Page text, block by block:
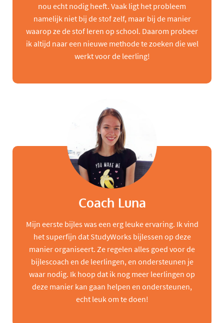
nou echt nodig heeft. Vaak ligt het probleem
namelijk niet bij de stof zelf, maar bij de manier
waarop ze de stof leren op school. Daarom probeer
ik altijd naar een nieuwe methode te zoeken die wel
werkt voor de leerling!
Coach Luna
Mijn eerste bijles was een erg leuke ervaring. Ik vind
het superfijn dat StudyWorks bijlessen op deze
manier organiseert. Ze regelen alles goed voor de
bijlescoach en de leerlingen, en ondersteunen je
waar nodig. Ik hoop dat ik nog meer leerlingen op
deze manier kan gaan helpen en ondersteunen,
echt leuk om te doen!